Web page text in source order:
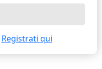
Registrati qui